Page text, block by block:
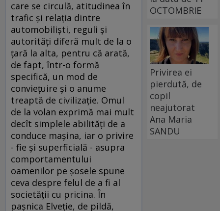
care se circulă, atitudinea în
trafic şi relaţia dintre
automobilişti, reguli şi
autorităţi diferă mult de la o
ţară la alta, pentru că arată,
de fapt, într-o formă
specifică, un mod de
convieţuire şi o anume
treaptă de civilizaţie. Omul
de la volan exprimă mai mult
decît simplele abilităţi de a
conduce maşina, iar o privire
- fie şi superficială - asupra
comportamentului
oamenilor pe şosele spune
ceva despre felul de a fi al
societăţii cu pricina. În
paşnica Elveţie, de pildă,
OCTOMBRIE
Privirea ei
pierdută, de
copil
neajutorat
Ana Maria
SANDU